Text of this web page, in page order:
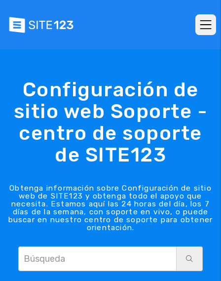
Configuración de
sitio web Soporte -
centro de soporte
de SITE123
Obtenga información sobre Configuración de sitio
web de SITE123 y obtenga todo el apoyo que
necesita. Estamos aquí las 24 horas del día, los 7
días de la semana, con soporte en vivo, o puede
buscar en nuestro centro de soporte para obtener
orientación.